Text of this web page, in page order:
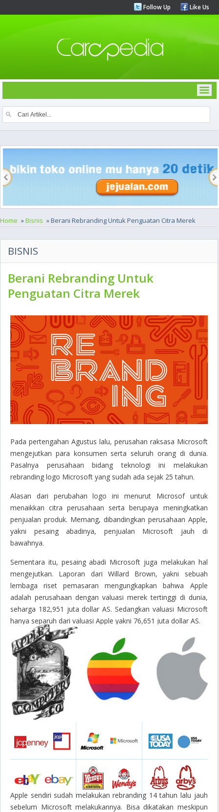
Follow Up Like Us
Home »Bisnis » Berani Rebranding Untuk Penguatan Citra Merek
BISNIS
Berani Rebranding Untuk
Penguatan Citra Merek
Pada pertengahan Agustus lalu, perusahan raksasa Microsoft
mengejutkan para konsumen serta seluruh orang di dunia.
Pasalnya perusahaan bidang teknologi ini melakukan
rebranding logo Microsoft yang sudah ada sejak 25 tahun.
Alasan dari perubahan logo ini menurut Microsof untuk
menaikkan citra perusahaan serta berupaya meningkatkan
penjualan produk. Memang, dibandingkan perusahaan Apple,
yakni pesaing abadinya, penjualan Microsoft jauh di
bawahnya.
Sementara itu, pesaing abadi Microsoft juga melakukan hal
mengejutkan. Laporan dari Willard Brown, yakni sebuah
lembaga riset pemasaran mengungkapkan bahwa Apple
adalah perusahaan dengan valuasi merek tertinggi di dunia,
seharga 182,951 juta dollar AS. Sedangkan valuasi Microsoft
hanya separuh dari valuasi Apple yakni 76,651 juta dollar AS.
Apple sendiri sudah melakukan rebranding 14 tahun lalu jauh
sebelum Microsoft melakukannya. Bisa dikatakan meskipun